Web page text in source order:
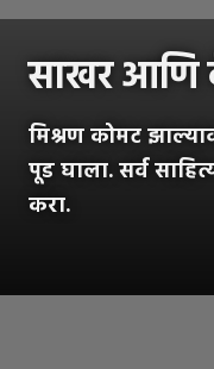
साखर आणि
मिश्रण कोमट
पूड घाला. सर्व
करा.